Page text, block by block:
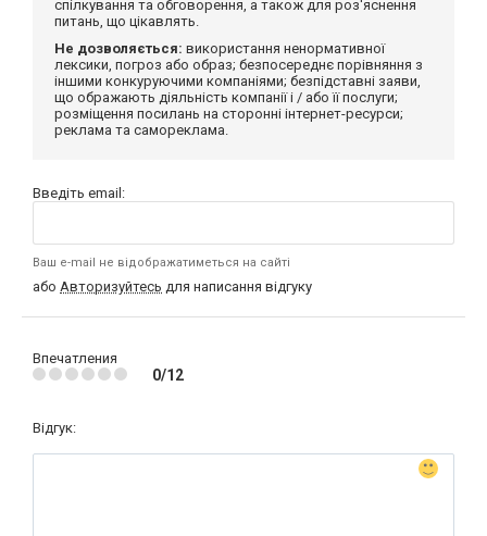
спілкування та обговорення, а також для роз'яснення
питань, що цікавлять.
Не дозволяється: використання ненормативної
лексики, погроз або образ; безпосереднє порівняння з
іншими конкуруючими компаніями; безпідставні заяви,
що ображають діяльність компанії і / або її послуги;
розміщення посилань на сторонні інтернет-ресурси;
реклама та самореклама.
Введіть email:
Ваш e-mail не відображатиметься на сайті
або Авторизуйтесь для написання відгуку
Впечатления
0/12
Відгук: